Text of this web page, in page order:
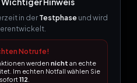
in der Testphase und wird
Notrufe!
werden nicht an echte
Im echten Notfall wählen Sie
112